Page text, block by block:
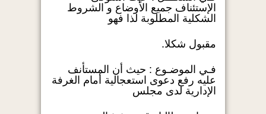
الإستئناف جميع الأوضاع و الشروط
الشكلية المطلوبة لذا فهو
مقبول شكلا.
فـي الموضـوع : حيث أن المستأنف
عليه رفع دعوى استعجالية أمام الغرفة
الإدارية لدى مجلس